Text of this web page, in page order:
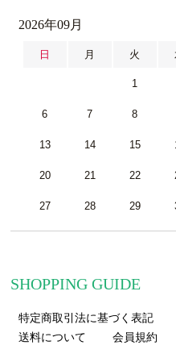
2026年09月
日 月 火
1
6 7 8
13 14 15
20 21 22
27 28 29
SHOPPING GUIDE
特定商取引法に基づく表記
送料について
会員規約